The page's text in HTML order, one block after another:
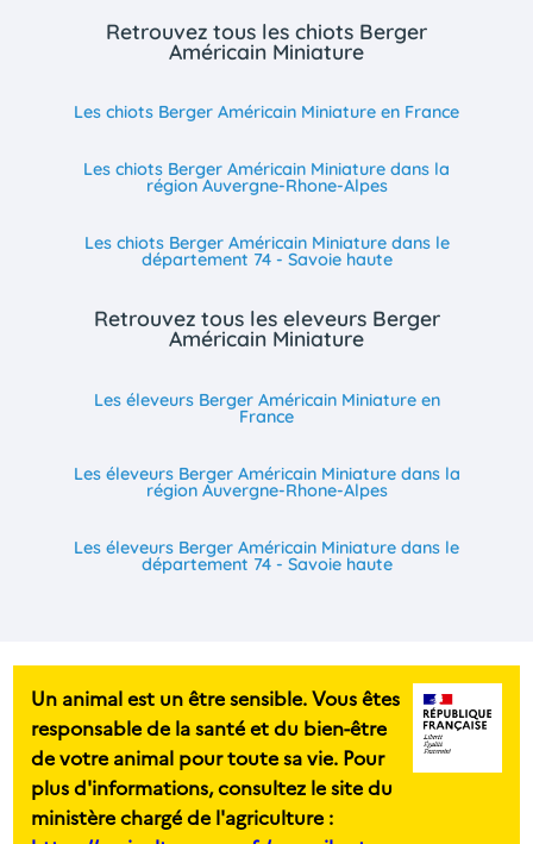
Retrouvez tous les chiots Berger
Américain Miniature
Les chiots Berger Américain Miniature en France
Les chiots Berger Américain Miniature dans la
région Auvergne-Rhone-Alpes
Les chiots Berger Américain Miniature dans le
département 74 - Savoie haute
Retrouvez tous les eleveurs Berger
Américain Miniature
Les éleveurs Berger Américain Miniature en
France
Les éleveurs Berger Américain Miniature dans la
région Auvergne-Rhone-Alpes
Les éleveurs Berger Américain Miniature dans le
département 74 - Savoie haute
Un animal est un être sensible. Vous êtes
responsable de la santé et du bien-être
de votre animal pour toute sa vie. Pour
plus d'informations, consultez le site du
ministère chargé de l'agriculture :